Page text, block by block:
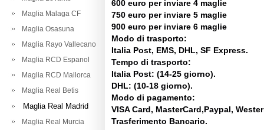
Maglia Malaga CF
Maglia Osasuna
Maglia Rayo Vallecano
Maglia RCD Espanol
Maglia RCD Mallorca
Maglia Real Betis
Maglia Real Madrid
Maglia Real Murcia
600 euro per inviare 4 maglie
750 euro per inviare 5 maglie
900 euro per inviare 6 maglie
Modo di trasporto:
Italia Post, EMS, DHL, SF Express.
Tempo di trasporto:
Italia Post: (14-25 giorno).
DHL: (10-18 giorno).
Modo di pagamento:
VISA Card, MasterCard,Paypal,
Trasferimento Bancario.